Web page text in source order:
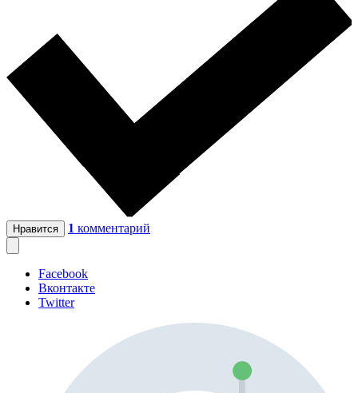
Нравится 1 комментарий
Facebook
Вконтакте
Twitter